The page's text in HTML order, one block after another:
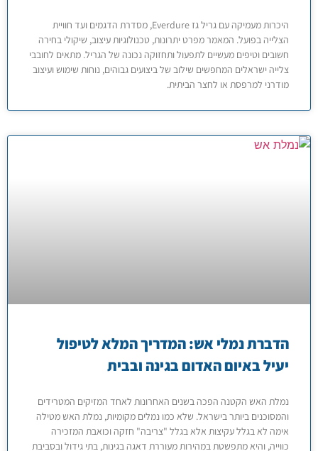
היכרות מעמיקה עם גריל גז Everdure, מסדרת הדגמים ועד חוויית
הצלייה בפועל. המאמר מפרט יתרונות, טכנולוגיות עיצוב, שיקולי בחירה
חשובים וטיפים מעשיים לתפעול ותחזוקה נכונה של הגריל. מתאים לחובבי
צלייה ישראלים המחפשים שילוב של ביצועים גבוהים, נוחות שימוש ועיצוב
מודרני למרפסת או לחצר הביתית.
הדברת נמלי אש: המדריך המלא לטיפול
יעיל באיום האדום בגינה ובבית
נמלת האש הקטנה הפכה בשנים האחרונות לאחד המזיקים המטרידים
והמסוכנים ביותר בישראל. שלא כמו נמלים מקומיות, נמלת האש מטילה
אימה לא בגלל עקיצות אלא בגלל "צריבה" חזקה וכואבת המזכירה
כווייה, והיא מתפשטת במהירות מעוררת דאגה בגינות, בתי גידול ובסביבת